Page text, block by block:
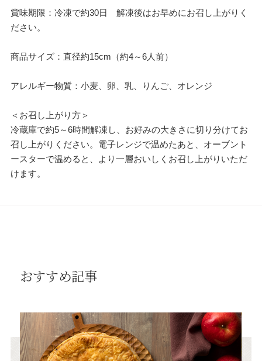
賞味期限：冷凍で約30日 解凍後はお早めにお召し上がりく
ださい。
商品サイズ：直径約15cm（約4～6人前）
アレルギー物質：小麦、卵、乳、りんご、オレンジ
＜お召し上がり方＞
冷蔵庫で約5～6時間解凍し、お好みの大きさに切り分けてお
召し上がりください。電子レンジで温めたあと、オーブント
ースターで温めると、より一層おいしくお召し上がりいただ
けます。
おすすめ記事